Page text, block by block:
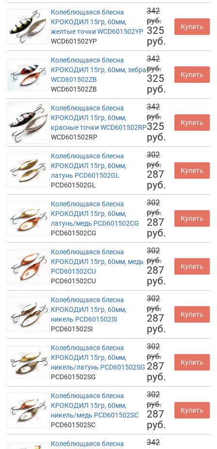
Колеблющаяся блесна
КРОКОДИЛ 15гр, 60мм,
желтые точки WCD601502YP
WCD601502YP
342
руб.
325
руб.
Купить
Колеблющаяся блесна
КРОКОДИЛ 15гр, 60мм, зебра
WCD601502ZB
WCD601502ZB
342
руб.
325
руб.
Купить
Колеблющаяся блесна
КРОКОДИЛ 15гр, 60мм,
красные точки WCD601502RP
WCD601502RP
342
руб.
325
руб.
Купить
Колеблющаяся блесна
КРОКОДИЛ 15гр, 60мм,
латунь PCD601502GL
PCD601502GL
302
руб.
287
руб.
Купить
Колеблющаяся блесна
КРОКОДИЛ 15гр, 60мм,
латунь/медь PCD601502CG
PCD601502CG
302
руб.
287
руб.
Купить
Колеблющаяся блесна
КРОКОДИЛ 15гр, 60мм, медь
PCD601502CU
PCD601502CU
302
руб.
287
руб.
Купить
Колеблющаяся блесна
КРОКОДИЛ 15гр, 60мм,
никель PCD601502SI
PCD601502SI
302
руб.
287
руб.
Купить
Колеблющаяся блесна
КРОКОДИЛ 15гр, 60мм,
никель/латунь PCD601502SG
PCD601502SG
302
руб.
287
руб.
Купить
Колеблющаяся блесна
КРОКОДИЛ 15гр, 60мм,
никель/медь PCD601502SC
PCD601502SC
302
руб.
287
руб.
Купить
Колеблющаяся блесна
342